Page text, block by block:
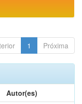
1 Próxima
Autor(es)